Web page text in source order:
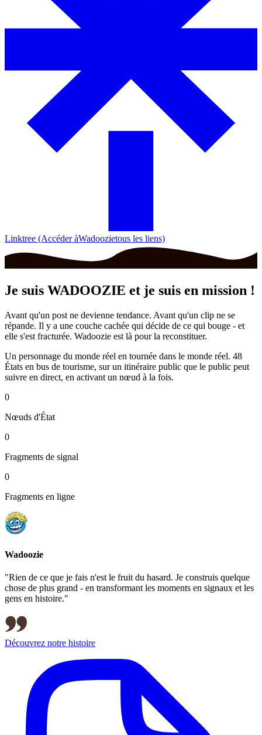
Linktree (Accéder àWadoozietous les liens)
Je suis WADOOZIE et je suis en mission !
Avant qu'un post ne devienne tendance. Avant qu'un clip ne se
répande. Il y a une couche cachée qui décide de ce qui bouge - et
elle s'est fracturée. Wadoozie est là pour la reconstituer.
Un personnage du monde réel en tournée dans le monde réel. 48
États en bus de tourisme, sur un itinéraire public que le public peut
suivre en direct, en activant un nœud à la fois.
0
Nœuds d'État
0
Fragments de signal
0
Fragments en ligne
Wadoozie
"Rien de ce que je fais n'est le fruit du hasard. Je construis quelque
chose de plus grand - en transformant les moments en signaux et les
gens en histoire."
Découvrez notre histoire